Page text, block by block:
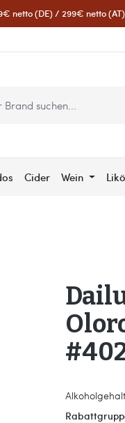
netto (DE) / 299€ netto
Cider Wein